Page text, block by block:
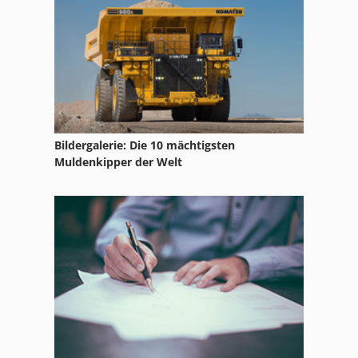
Kabelrecyclinganlage Kabelshredder
Kabelschaelmaschine
Kabelschere
Kabelschredder
Kabeltrommel
Koaxialkabel
Bildergalerie: Die 10 mächtigsten
Muldenkipper der Welt